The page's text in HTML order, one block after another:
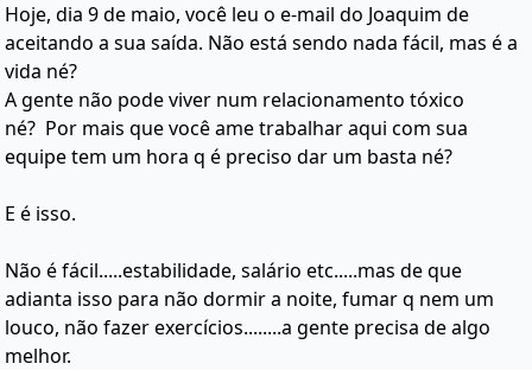
Hoje, dia 9 de maio, você leu o e-mail do Joaquim de
aceitando a sua saída. Não está sendo nada fácil, mas é a
vida né?
A gente não pode viver num relacionamento tóxico
né? Por mais que você ame trabalhar aqui com sua
equipe tem um hora q é preciso dar um basta né?
E é isso.
Não é fácil.....estabilidade, salário etc.....mas de que
adianta isso para não dormir a noite, fumar q nem um
louco, não fazer exercícios........a gente precisa de algo
melhor.